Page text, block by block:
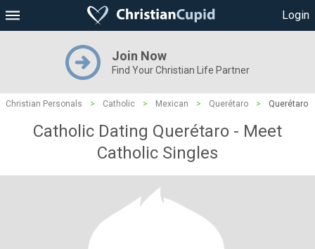
Login
Join Now
Find Your Christian Life Partner
Christian Personals > Catholic > Mexican > Querétaro > Querétaro
Catholic Dating Querétaro - Meet
Catholic Singles